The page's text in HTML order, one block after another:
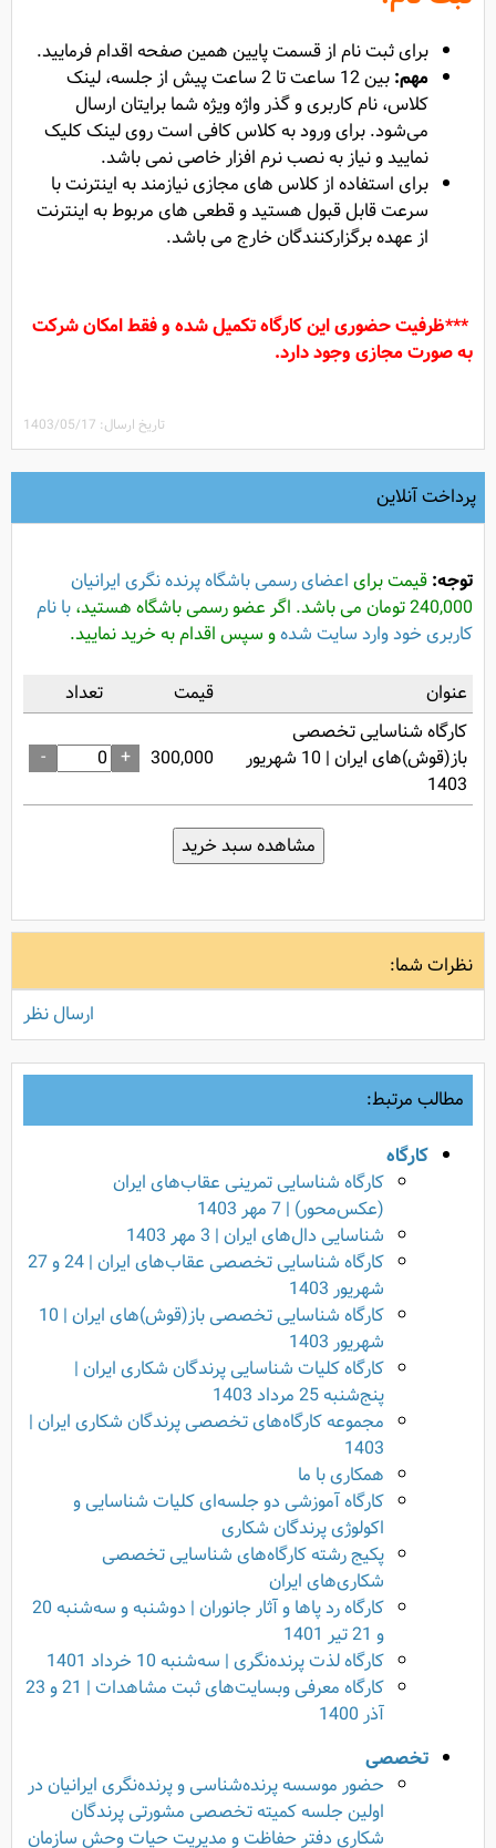
برای ثبت نام از قسمت پایین همین صفحه اقدام فرمایید.
مهم:
بین 12 ساعت تا 2 ساعت پیش از جلسه، لینک
کلاس، نام کاربری و گذر واژه ویژه شما برایتان ارسال
می‌شود. برای ورود به کلاس کافی است روی لینک کلیک
نمایید و نیاز به نصب نرم افزار خاصی نمی باشد.
برای استفاده از کلاس های مجازی نیازمند به اینترنت با
سرعت قابل قبول هستید و قطعی های مربوط به اینترنت
از عهده برگزارکنندگان خارج می باشد.
***ظرفیت حضوری این کارگاه تکمیل شده و فقط امکان شرکت
به صورت مجازی وجود دارد.
تاریخ ارسال: 1403/05/17
پرداخت آنلاین
توجه:قیمت برایاعضای رسمی باشگاه پرنده نگری ایرانیان
240,000 تومان می باشد. اگر عضو رسمی باشگاه هستید،
با نام
کاربری خود وارد سایت شدهو سپس اقدام به خرید نمایید.
عنوان
قیمت
تعداد
کارگاه شناسایی تخصصی
باز(قوش)های ایران | 10 شهریور
1403
300,000
+
-
نظرات شما:
ارسال نظر
مطالب مرتبط:
کارگاه
کارگاه شناسایی تمرینی عقاب‌های ایران
(عکس‌محور) | 7 مهر 1403
شناسایی دال‌های ایران | 3 مهر 1403
کارگاه شناسایی تخصصی عقاب‌های ایران | 24 و 27
شهریور 1403
کارگاه شناسایی تخصصی باز(قوش)های ایران | 10
شهریور 1403
کارگاه کلیات شناسایی پرندگان شکاری ایران |
پنج‌شنبه 25 مرداد 1403
مجموعه کارگاه‌‌های تخصصی پرندگان شکاری ایران |
1403
همکاری با ما
کارگاه آموزشی دو جلسه‌ای کلیات شناسایی و
اکولوژی پرندگان شکاری
پکیج رشته کارگاه‌های شناسایی تخصصی
شکاری‌های ایران
کارگاه رد پاها و آثار جانوران | دوشنبه و سه‌شنبه 20
و 21 تیر 1401
کارگاه لذت پرنده‌نگری | سه‌شنبه 10 خرداد 1401
کارگاه معرفی وبسایت‌های ثبت مشاهدات | 21 و 23
آذر 1400
تخصصی
حضور موسسه پرنده‌شناسی و پرنده‌نگری ایرانیان در
اولین جلسه کمیته تخصصی مشورتی پرندگان
شکاری دفتر حفاظت و مدیریت حیات وحش سازمان